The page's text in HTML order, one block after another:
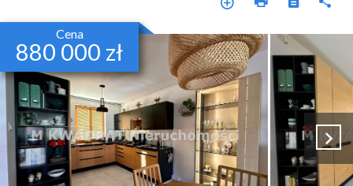
Cena
880 000 zł